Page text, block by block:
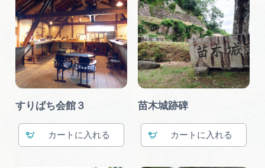
すりばち会館３
カート
苗木城跡碑
カート